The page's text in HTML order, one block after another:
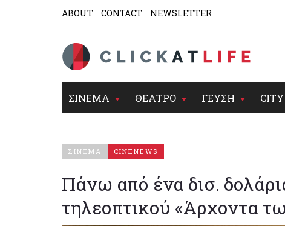
ABOUT CONTACT NEWSLETTER
ΣΙΝΕΜΑ ΘΕΑΤΡΟ ΓΕΥΣΗ
ΣΙΝΕΜΑ CINENEWS
Πάνω από ένα δισ.
τηλεοπτικού «Άρχοντα